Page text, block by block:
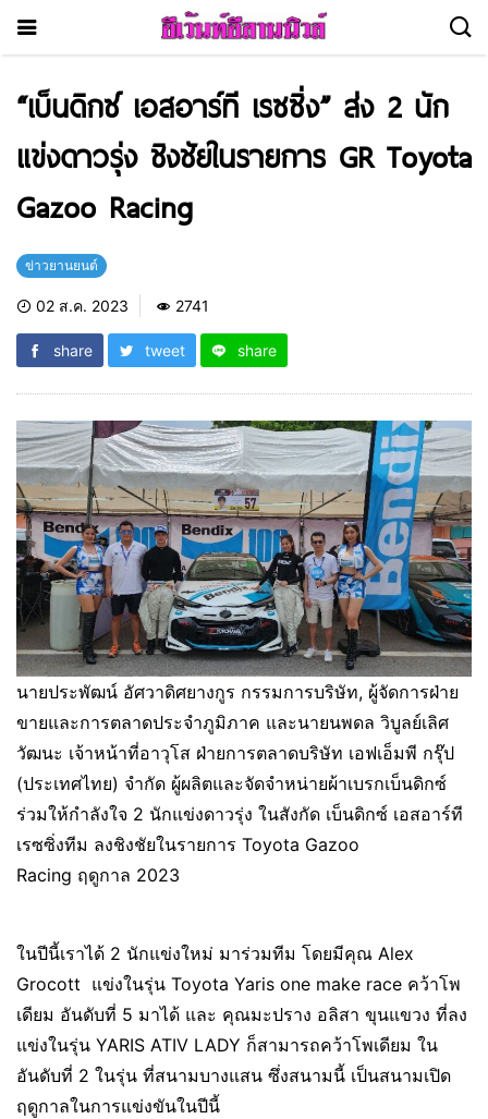
“เบ็นดิกซ์ เอสอาร์ที เรซซิ่ง” ส่ง 2 นัก
แข่งดาวรุ่ง ชิงชัยในรายการ GR Toyota
Gazoo Racing
ข่าวยานยนต์
02 ส.ค. 2023 2741
share tweet share
นายประพัฒน์ อัศวาดิศยางกูร กรรมการบริษัท, ผู้จัดการฝ่าย
ขายและการตลาดประจำภูมิภาค และนายนพดล วิบูลย์เลิศ
วัฒนะ เจ้าหน้าที่อาวุโส ฝ่ายการตลาดบริษัท เอฟเอ็มพี กรุ๊ป
(ประเทศไทย) จำกัด ผู้ผลิตและจัดจำหน่ายผ้าเบรกเบ็นดิกซ์
ร่วมให้กำลังใจ 2 นักแข่งดาวรุ่ง ในสังกัด เบ็นดิกซ์ เอสอาร์ที
เรซซิ่งทีม ลงชิงชัยในรายการ Toyota Gazoo
Racing ฤดูกาล 2023
ในปีนี้เราได้ 2 นักแข่งใหม่ มาร่วมทีม โดยมีคุณ Alex
Grocott แข่งในรุ่น Toyota Yaris one make race คว้าโพ
เดียม อันดับที่ 5 มาได้ และ คุณมะปราง อลิสา ขุนแขวง ที่ลง
แข่งในรุ่น YARIS ATIV LADY ก็สามารถคว้าโพเดียม ใน
อันดับที่ 2 ในรุ่น ที่สนามบางแสน ซึ่งสนามนี้ เป็นสนามเปิด
ฤดูกาลในการแข่งขันในปีนี้